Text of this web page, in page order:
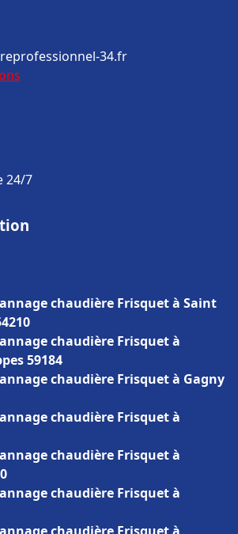
34.fr
24/7
chaudière Frisquet à Saint
chaudière Frisquet à
59184
chaudière Frisquet à Gagny
chaudière Frisquet à
chaudière Frisquet à
chaudière Frisquet à